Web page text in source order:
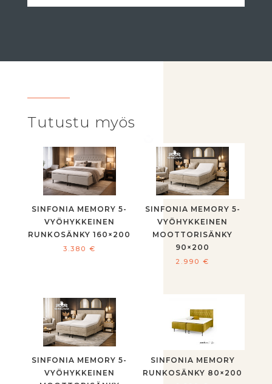
Tutustu myös
SINFONIA MEMORY 5-
VYÖHYKKEINEN
RUNKOSÄNKY 160×200
3.380 €
SINFONIA MEMORY 5-
VYÖHYKKEINEN
MOOTTORISÄNKY
90×200
2.990€
SINFONIA MEMORY 5-
VYÖHYKKEINEN
SINFONIA MEMORY
RUNKOSÄNKY 80×200